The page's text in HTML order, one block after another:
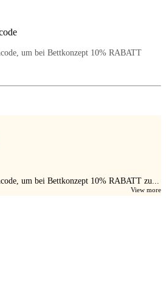
um bei Bettkonzept 10% RABATT
um bei Bettkonzept 10% RABATT zu...
View more